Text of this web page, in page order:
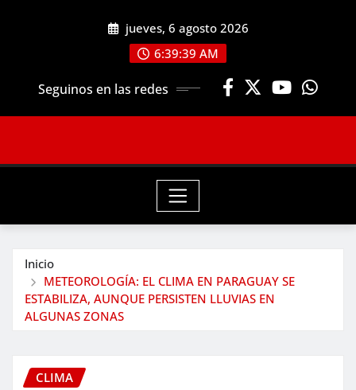
jueves, 6 agosto 2026
6:39:41 AM
Seguinos en las redes
Inicio
METEOROLOGÍA: EL CLIMA EN PARAGUAY SE
ESTABILIZA, AUNQUE PERSISTEN LLUVIAS EN
ALGUNAS ZONAS
CLIMA